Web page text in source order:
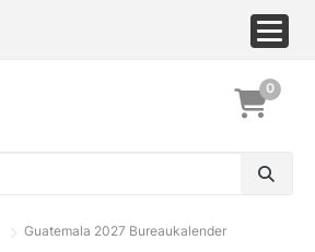
0
Guatemala 2027 Bureaukalender